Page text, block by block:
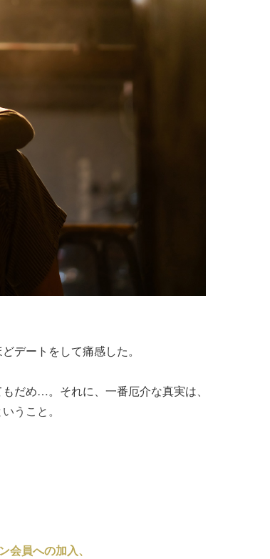
デートをして痛感した。
だめ…。それに、一番厄介な真実は、
うこと。
会員への加入、